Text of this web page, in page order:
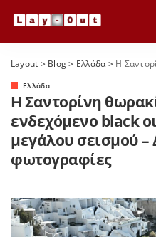
Layout > Blog> Ελλάδα> Η Σαντορίνη
Ελλάδα
Η Σαντορίνη
ενδεχόμενο black
μεγάλου σεισμού –
φωτογραφίες